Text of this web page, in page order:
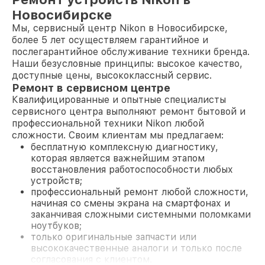
Новосибирске
Мы, сервисный центр Nikon в Новосибирске,
более 5 лет осуществляем гарантийное и
послегарантийное обслуживание техники бренда.
Наши безусловные принципы: высокое качество,
доступные цены, высококлассный сервис.
Ремонт в сервисном центре
Квалифицированные и опытные специалисты
сервисного центра выполняют ремонт бытовой и
профессиональной техники Nikon любой
сложности. Своим клиентам мы предлагаем:
бесплатную комплексную диагностику,
которая является важнейшим этапом
восстановления работоспособности любых
устройств;
профессиональный ремонт любой сложности,
начиная со смены экрана на смартфонах и
заканчивая сложными системными поломками
ноутбуков;
только оригинальные запчасти или
высококачественные аналоги и только после
согласования с клиентом.